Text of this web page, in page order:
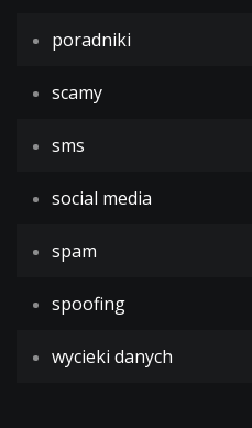
poradniki
scamy
sms
social media
spam
spoofing
wycieki danych